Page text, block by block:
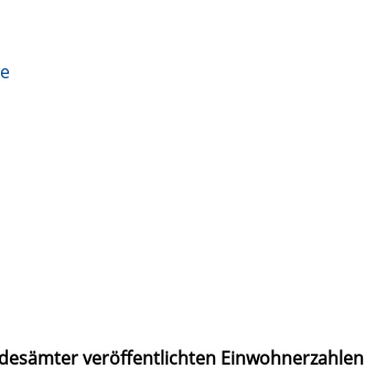
veröffentlichten Einwohnerzahlen